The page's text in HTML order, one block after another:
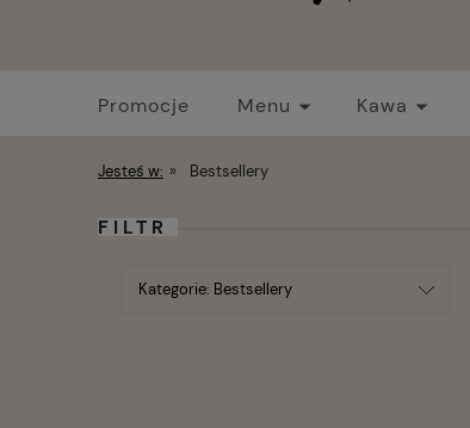
Promocje Menu Kawa
Strefa baristy
Jesteś w: » Bestsellery
FILTR
Kategorie: Bestsellery